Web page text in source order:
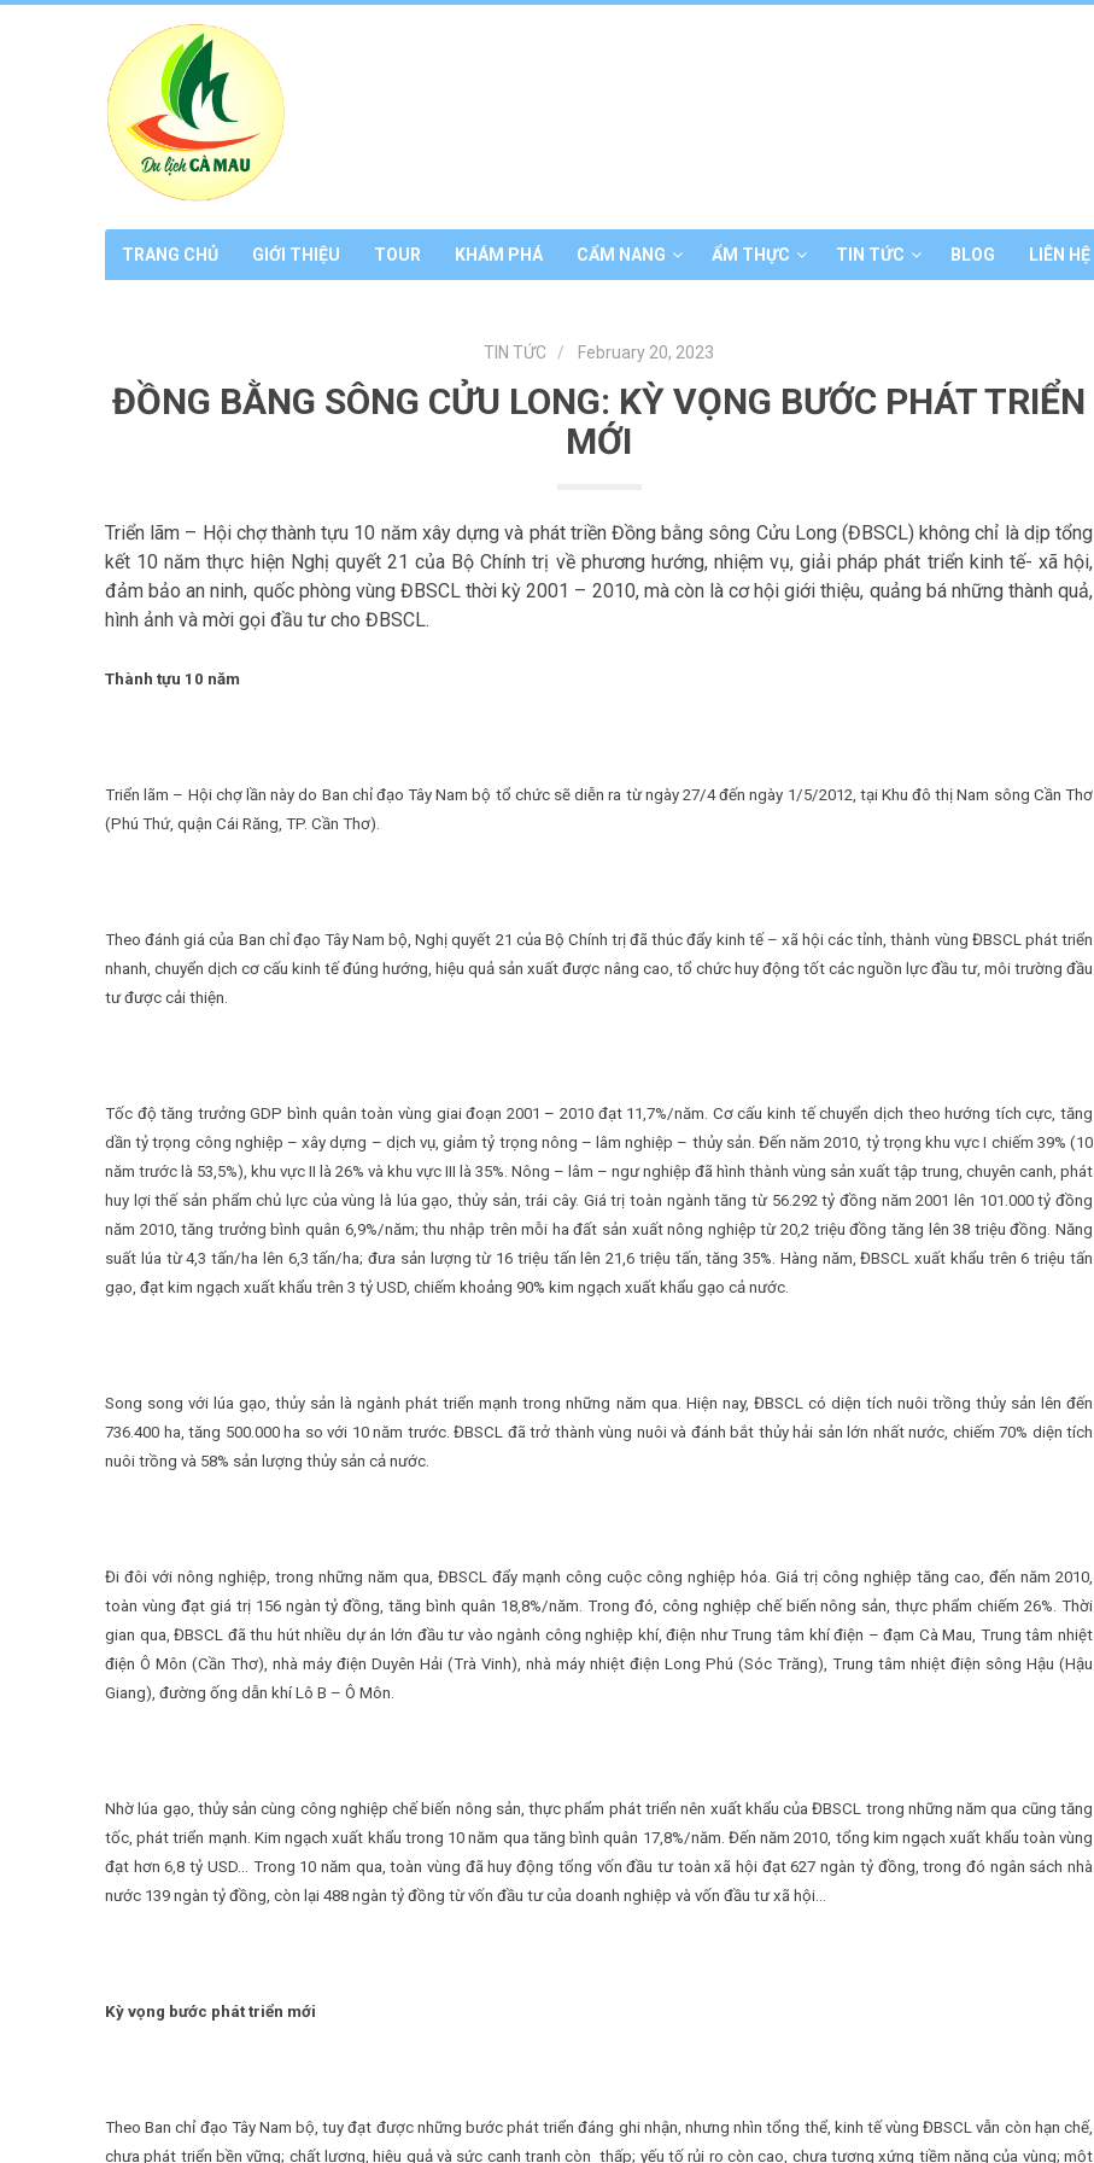
TRANG CHỦ GIỚI THIỆU TOUR KHÁM PHÁ CẨM NANG ẨM THỰC TIN TỨC BLOG LIÊN HỆ
TIN TỨC February 20, 2023
ĐỒNG BẰNG SÔNG CỬU LONG: KỲ VỌNG BƯỚC PHÁT TRIỂN
MỚI
Triển lãm – Hội chợ thành tựu 10 năm xây dựng và phát triền Đồng bằng sông Cửu Long (ĐBSCL) không chỉ là dịp tổng
kết 10 năm thực hiện Nghị quyết 21 của Bộ Chính trị về phương hướng, nhiệm vụ, giải pháp phát triển kinh tế- xã hội,
đảm bảo an ninh, quốc phòng vùng ĐBSCL thời kỳ 2001 – 2010, mà còn là cơ hội giới thiệu, quảng bá những thành quả,
hình ảnh và mời gọi đầu tư cho ĐBSCL.
Thành tựu 10 năm
Triển lãm – Hội chợ lần này do Ban chỉ đạo Tây Nam bộ tổ chức sẽ diễn ra từ ngày 27/4 đến ngày 1/5/2012, tại Khu đô thị Nam sông Cần Thơ
(Phú Thứ, quận Cái Răng, TP. Cần Thơ).
Theo đánh giá của Ban chỉ đạo Tây Nam bộ, Nghị quyết 21 của Bộ Chính trị đã thúc đẩy kinh tế – xã hội các tỉnh, thành vùng ĐBSCL phát triển
nhanh, chuyển dịch cơ cấu kinh tế đúng hướng, hiệu quả sản xuất được nâng cao, tổ chức huy động tốt các nguồn lực đầu tư, môi trường đầu
tư được cải thiện.
Tốc độ tăng trưởng GDP bình quân toàn vùng giai đoạn 2001 – 2010 đạt 11,7%/năm. Cơ cấu kinh tế chuyển dịch theo hướng tích cực, tăng
dần tỷ trọng công nghiệp – xây dựng – dịch vụ, giảm tỷ trọng nông – lâm nghiệp – thủy sản. Đến năm 2010, tỷ trọng khu vực I chiếm 39% (10
năm trước là 53,5%), khu vực II là 26% và khu vực III là 35%. Nông – lâm – ngư nghiệp đã hình thành vùng sản xuất tập trung, chuyên canh, phát
huy lợi thế sản phẩm chủ lực của vùng là lúa gạo, thủy sản, trái cây. Giá trị toàn ngành tăng từ 56.292 tỷ đồng năm 2001 lên 101.000 tỷ đồng
năm 2010, tăng trưởng bình quân 6,9%/năm; thu nhập trên mỗi ha đất sản xuất nông nghiệp từ 20,2 triệu đồng tăng lên 38 triệu đồng. Năng
suất lúa từ 4,3 tấn/ha lên 6,3 tấn/ha; đưa sản lượng từ 16 triệu tấn lên 21,6 triệu tấn, tăng 35%. Hàng năm, ĐBSCL xuất khẩu trên 6 triệu tấn
gạo, đạt kim ngạch xuất khẩu trên 3 tỷ USD, chiếm khoảng 90% kim ngạch xuất khẩu gạo cả nước.
Song song với lúa gạo, thủy sản là ngành phát triển mạnh trong những năm qua. Hiện nay, ĐBSCL có diện tích nuôi trồng thủy sản lên đến
736.400 ha, tăng 500.000 ha so với 10 năm trước. ĐBSCL đã trở thành vùng nuôi và đánh bắt thủy hải sản lớn nhất nước, chiếm 70% diện tích
nuôi trồng và 58% sản lượng thủy sản cả nước.
Đi đôi với nông nghiệp, trong những năm qua, ĐBSCL đẩy mạnh công cuộc công nghiệp hóa. Giá trị công nghiệp tăng cao, đến năm 2010,
toàn vùng đạt giá trị 156 ngàn tỷ đồng, tăng bình quân 18,8%/năm. Trong đó, công nghiệp chế biến nông sản, thực phẩm chiếm 26%. Thời
gian qua, ĐBSCL đã thu hút nhiều dự án lớn đầu tư vào ngành công nghiệp khí, điện như Trung tâm khí điện – đạm Cà Mau, Trung tâm nhiệt
điện Ô Môn (Cần Thơ), nhà máy điện Duyên Hải (Trà Vinh), nhà máy nhiệt điện Long Phú (Sóc Trăng), Trung tâm nhiệt điện sông Hậu (Hậu
Giang), đường ống dẫn khí Lô B – Ô Môn.
Nhờ lúa gạo, thủy sản cùng công nghiệp chế biến nông sản, thực phẩm phát triển nên xuất khẩu của ĐBSCL trong những năm qua cũng tăng
tốc, phát triển mạnh. Kim ngạch xuất khẩu trong 10 năm qua tăng bình quân 17,8%/năm. Đến năm 2010, tổng kim ngạch xuất khẩu toàn vùng
đạt hơn 6,8 tỷ USD… Trong 10 năm qua, toàn vùng đã huy động tổng vốn đầu tư toàn xã hội đạt 627 ngàn tỷ đồng, trong đó ngân sách nhà
nước 139 ngàn tỷ đồng, còn lại 488 ngàn tỷ đồng từ vốn đầu tư của doanh nghiệp và vốn đầu tư xã hội…
Kỳ vọng bước phát triển mới
Theo Ban chỉ đạo Tây Nam bộ, tuy đạt được những bước phát triển đáng ghi nhận, nhưng nhìn tổng thể, kinh tế vùng ĐBSCL vẫn còn hạn chế,
chưa phát triển bền vững; chất lượng, hiệu quả và sức cạnh tranh còn thấp; yếu tố rủi ro còn cao, chưa tương xứng tiềm năng của vùng; một